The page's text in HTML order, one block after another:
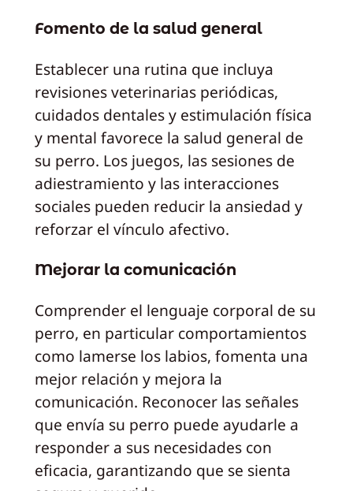
Fomento de la salud general
Establecer una rutina que incluya
revisiones veterinarias periódicas,
cuidados dentales y estimulación física
y mental favorece la salud general de
su perro. Los juegos, las sesiones de
adiestramiento y las interacciones
sociales pueden reducir la ansiedad y
reforzar el vínculo afectivo.
Mejorar la comunicación
Comprender el lenguaje corporal de su
perro, en particular comportamientos
como lamerse los labios, fomenta una
mejor relación y mejora la
comunicación. Reconocer las señales
que envía su perro puede ayudarle a
responder a sus necesidades con
eficacia, garantizando que se sienta